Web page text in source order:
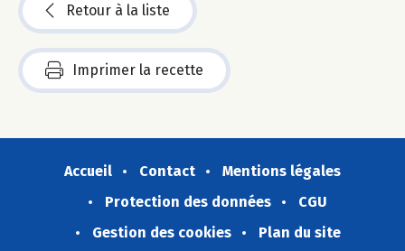
Retour à la liste
Imprimer la recette
Accueil Contact
Mentions légales
Protection des données
CGU
Gestion des cookies
Plan du site